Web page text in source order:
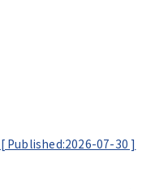
Published:2026-07-30 ]